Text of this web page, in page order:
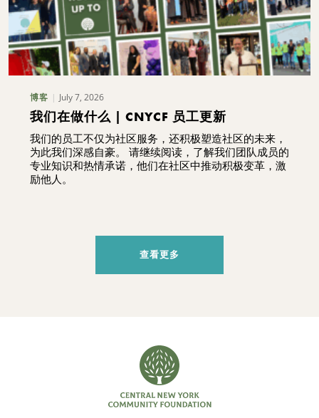
博客 July 7, 2026
我们在做什么 | CNYCF 员工更新
我们的员工不仅为社区服务，还积极塑造社区的未来，
为此我们深感自豪。 请继续阅读，了解我们团队成员的
专业知识和热情承诺，他们在社区中推动积极变革，激
励他人。
查看更多